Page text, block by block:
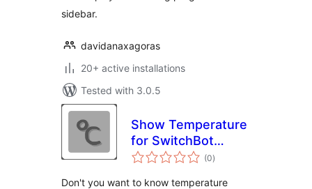
sidebar.
davidanaxagoras
20+ active installations
Tested with 3.0.5
Show Temperature
for SwitchBot
Meter
(0total
ratings
)
Don't you want to know temperature